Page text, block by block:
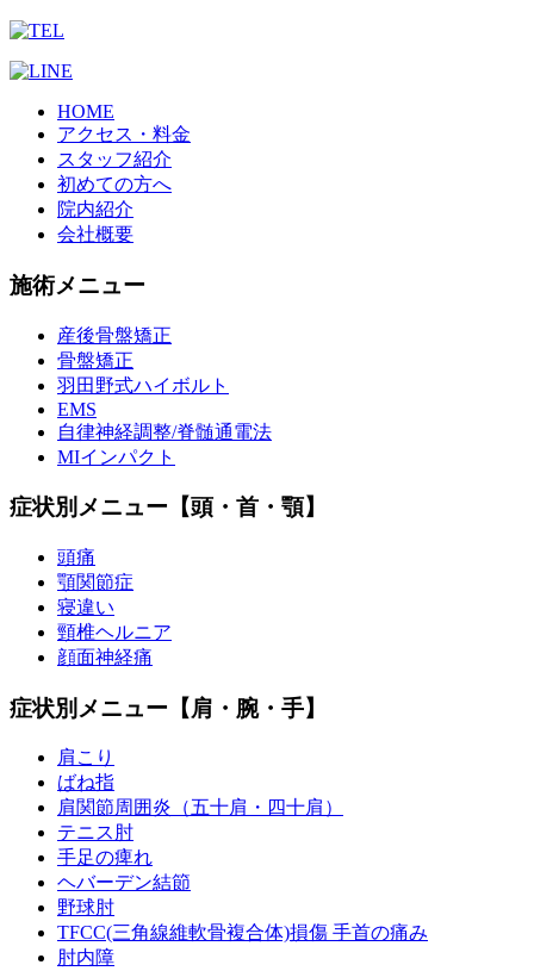
HOME
アクセス・料金
スタッフ紹介
初めての方へ
院内紹介
会社概要
施術メニュー
産後骨盤矯正
骨盤矯正
羽田野式ハイボルト
EMS
自律神経調整/脊髄通電法
MIインパクト
症状別メニュー【頭・首・顎】
頭痛
顎関節症
寝違い
頸椎ヘルニア
顔面神経痛
症状別メニュー【肩・腕・手】
肩こり
ばね指
肩関節周囲炎（五十肩・四十肩）
テニス肘
手足の痺れ
ヘバーデン結節
野球肘
TFCC(三角線維軟骨複合体)損傷 手首の痛み
肘内障